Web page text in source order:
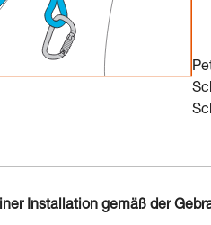
Installation gemäß der